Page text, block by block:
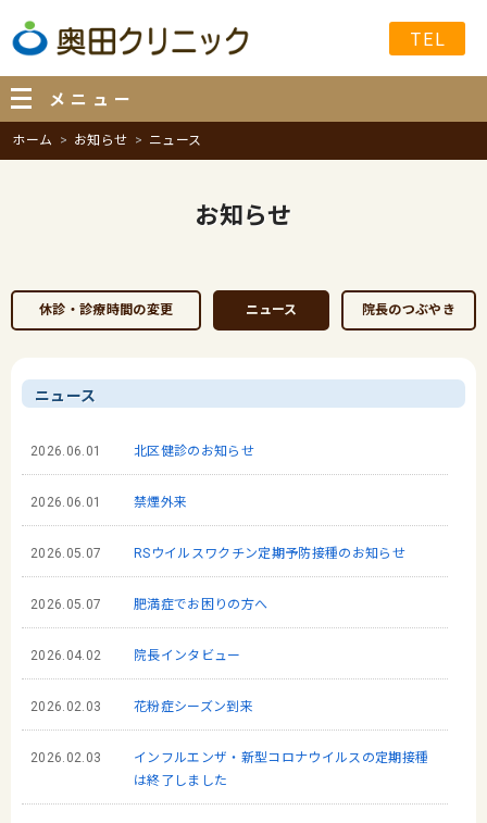
TEL
メニュー
ホーム お知らせ ニュース
お知らせ
休診・診療時間の変更 ニュース 院長のつぶやき
ニュース
2026.06.01 北区健診のお知らせ
2026.06.01 禁煙外来
2026.05.07 RSウイルスワクチン定期予防接種のお知らせ
2026.05.07 肥満症でお困りの方へ
2026.04.02 院長インタビュー
2026.02.03 花粉症シーズン到来
2026.02.03
インフルエンザ・新型コロナウイルスの定期接種
は終了しました